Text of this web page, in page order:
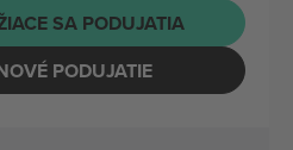
SA PODUJATIA
PODUJATIE